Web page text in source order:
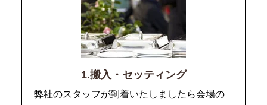
1.搬入・セッティング
弊社のスタッフが到着いたしましたら会場の